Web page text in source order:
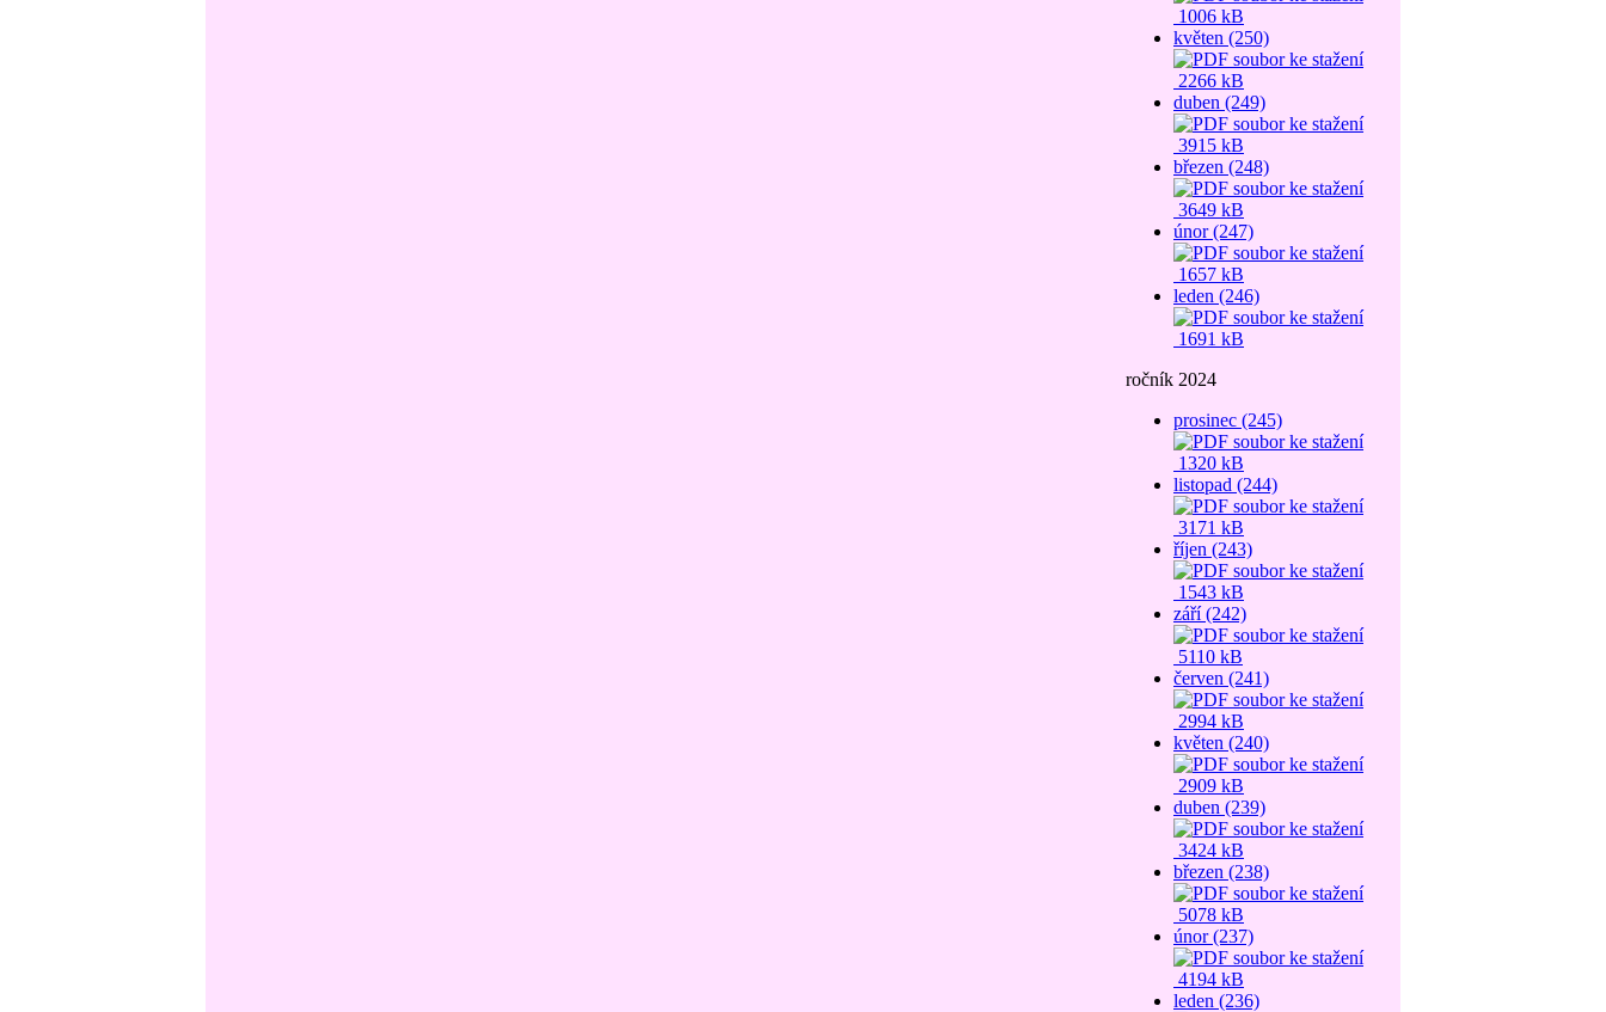
1006 kB
květen (250)
2266 kB
duben (249)
3915 kB
březen (248)
3649 kB
únor (247)
1657 kB
leden (246)
1691 kB
ročník 2024
prosinec (245)
1320 kB
listopad (244)
3171 kB
říjen (243)
1543 kB
září (242)
5110 kB
červen (241)
2994 kB
květen (240)
2909 kB
duben (239)
3424 kB
březen (238)
5078 kB
únor (237)
4194 kB
leden (236)